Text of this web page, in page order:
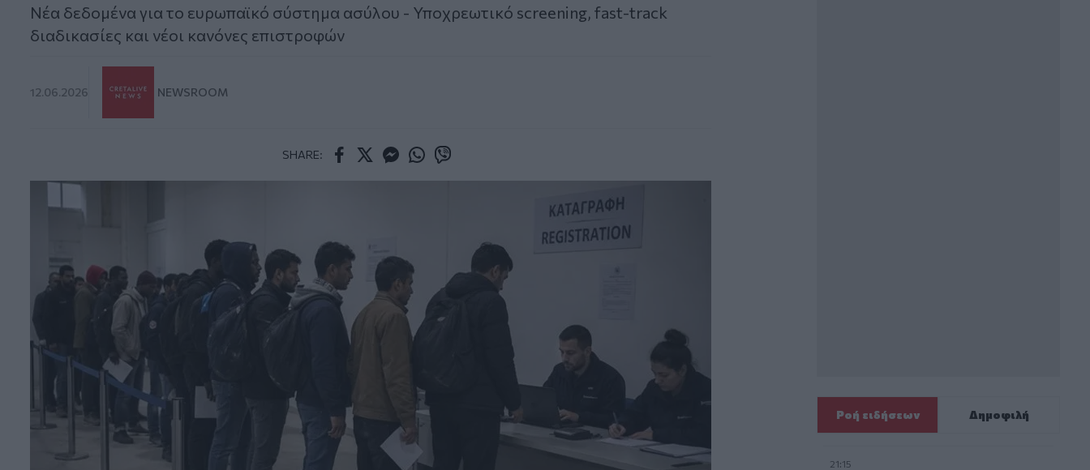
Νέα δεδομένα για το ευρωπαϊκό σύστημα ασύλου - Υποχρεωτικό screening, fast-track
διαδικασίες και νέοι κανόνες επιστροφών
12.06.2026 NEWSROOM
SHARE:
Ροή ειδήσεων Δημοφιλή
21:15